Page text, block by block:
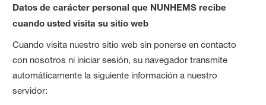
Datos de carácter personal que NUNHEMS recibe
cuando usted visita su sitio web
Cuando visita nuestro sitio web sin ponerse en contacto
con nosotros ni iniciar sesión, su navegador transmite
automáticamente la siguiente información a nuestro
servidor: